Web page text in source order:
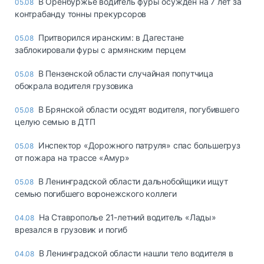
05.08
контрабанду тонны прекурсоров
05.08 Притворился иранским: в Дагестане
заблокировали фуры с армянским перцем
05.08 В Пензенской области случайная попутчица
обокрала водителя грузовика
05.08 В Брянской области осудят водителя, погубившего
целую семью в ДТП
05.08 Инспектор «Дорожного патруля» спас большегруз
от пожара на трассе «Амур»
05.08 В Ленинградской области дальнобойщики ищут
семью погибшего воронежского коллеги
04.08 На Ставрополье 21-летний водитель «Лады»
врезался в грузовик и погиб
04.08 В Ленинградской области нашли тело водителя в